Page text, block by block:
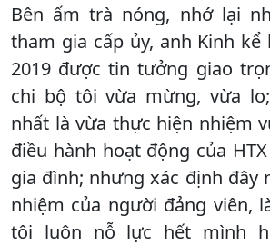
Bên ấm trà nóng, nhớ lại
tham gia cấp ủy, anh Kinh kể
2019 được tin tưởng giao
chi bộ tôi vừa mừng, vừa
nhất là vừa thực hiện nhiệm
điều hành hoạt động của
gia đình; nhưng xác định đây
nhiệm của người đảng viên,
tôi luôn nỗ lực hết mình